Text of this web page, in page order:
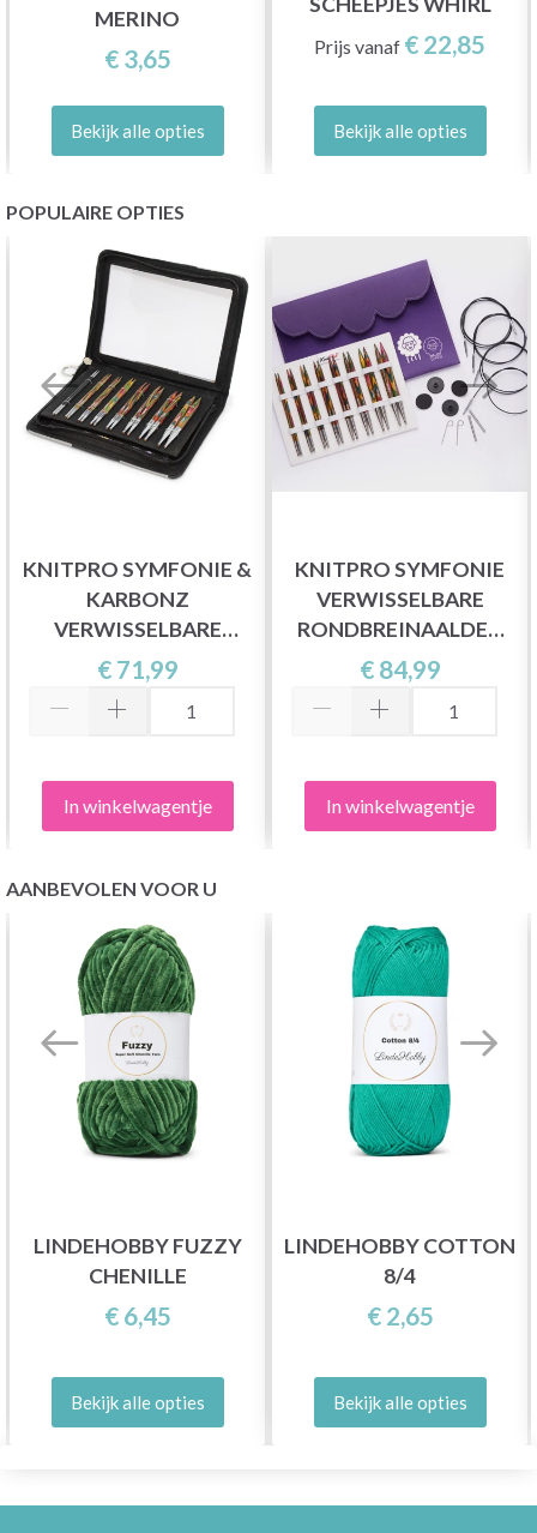
MERINO
€ 3,65
Bekijk alle opties
Prijs vanaf € 22,85
Bekijk alle opties
POPULAIRE OPTIES
KNITPRO SYMFONIE &
KARBONZ
VERWISSELBARE
RONDBREINAALDENSET
DELUXE
€ 71,99
In winkelwagentje
KNITPRO SYMFONIE
VERWISSELBARE
RONDBREINAALDEN
SET DELUXE
€ 84,99
In winkelwagentje
AANBEVOLEN VOOR U
LINDEHOBBY FUZZY
CHENILLE
€ 6,45
Bekijk alle opties
LINDEHOBBY COTTON
8/4
€ 2,65
Bekijk alle opties